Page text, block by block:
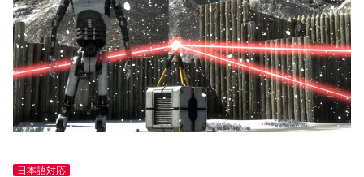
日本語対応